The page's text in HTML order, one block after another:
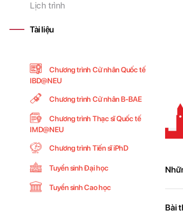
Lịch trình
Tài liệu
Chương trình Cử nhân Quốc tế
IBD@NEU
Chương trình Cử nhân B-BAE
Chương trình Thạc sĩ Quốc tế
IMD@NEU
Chương trình Tiến sĩ iPhD
Tuyển sinh Đại học
Tuyển sinh Cao học
Bài